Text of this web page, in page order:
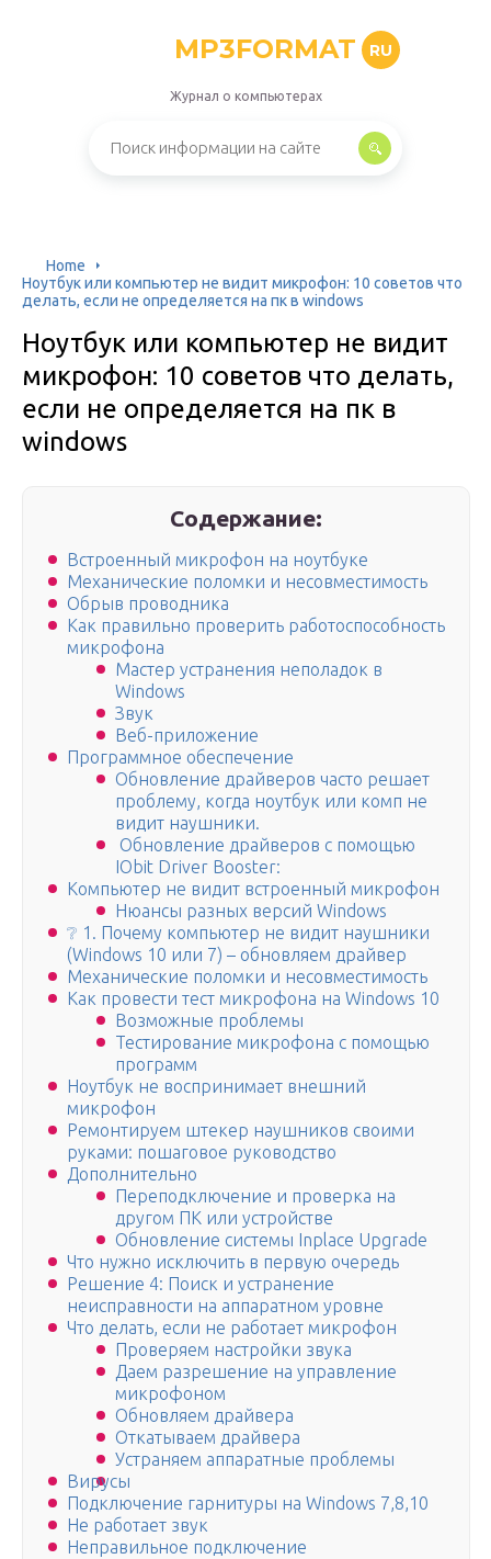
MP3FORMAT RU
Журнал о компьютерах
Home
Ноутбук или компьютер не видит микрофон: 10 советов что
делать, если не определяется на пк в windows
Ноутбук или компьютер не видит
микрофон: 10 советов что делать,
если не определяется на пк в
windows
Содержание:
Встроенный микрофон на ноутбуке
Механические поломки и несовместимость
Обрыв проводника
Как правильно проверить работоспособность
микрофона
Мастер устранения неполадок в
Windows
Звук
Веб-приложение
Программное обеспечение
Обновление драйверов часто решает
проблему, когда ноутбук или комп не
видит наушники.
️ Обновление драйверов с помощью
IObit Driver Booster:
Компьютер не видит встроенный микрофон
Нюансы разных версий Windows
❔ 1. Почему компьютер не видит наушники
(Windows 10 или 7) – обновляем драйвер
Механические поломки и несовместимость
Как провести тест микрофона на Windows 10
Возможные проблемы
Тестирование микрофона с помощью
программ
Ноутбук не воспринимает внешний
микрофон
Ремонтируем штекер наушников своими
руками: пошаговое руководство
Дополнительно
Переподключение и проверка на
другом ПК или устройстве
Обновление системы Inplace Upgrade
Что нужно исключить в первую очередь
Решение 4: Поиск и устранение
неисправности на аппаратном уровне
Что делать, если не работает микрофон
Проверяем настройки звука
Даем разрешение на управление
микрофоном
Обновляем драйвера
Откатываем драйвера
Устраняем аппаратные проблемы
Вирусы
Подключение гарнитуры на Windows 7,8,10
Не работает звук
Неправильное подключение